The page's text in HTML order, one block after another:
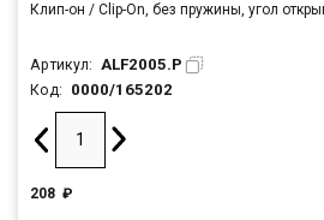
Клип-он / Clip-On, без пружины, угол
Артикул: ALF2005.P
Код: 0000/165202
208 ₽